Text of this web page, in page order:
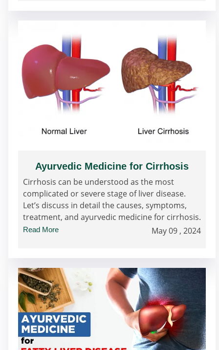
Ayurvedic Medicine for Cirrhosis
Cirrhosis can be understood as the most
complicated or severe stage of liver disease.
Let’s discuss in detail the causes, symptoms,
treatment, and ayurvedic medicine for cirrhosis.
Read More May 09 , 2024